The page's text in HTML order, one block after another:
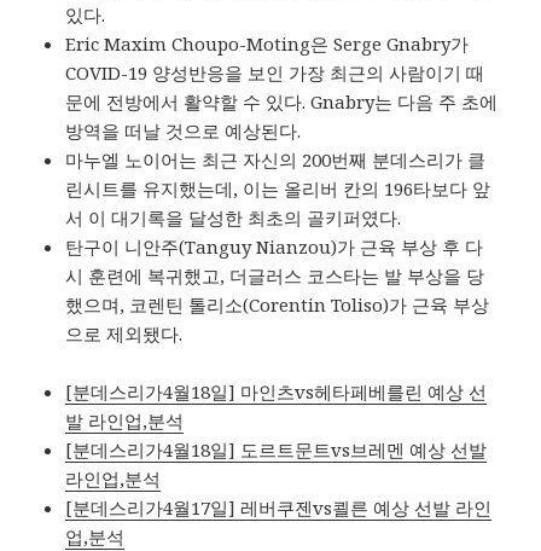
있다.
Eric Maxim Choupo-Moting은 Serge Gnabry가
COVID-19 양성반응을 보인 가장 최근의 사람이기 때
문에 전방에서 활약할 수 있다. Gnabry는 다음 주 초에
방역을 떠날 것으로 예상된다.
마누엘 노이어는 최근 자신의 200번째 분데스리가 클
린시트를 유지했는데, 이는 올리버 칸의 196타보다 앞
서 이 대기록을 달성한 최초의 골키퍼였다.
탄구이 니안주(Tanguy Nianzou)가 근육 부상 후 다
시 훈련에 복귀했고, 더글러스 코스타는 발 부상을 당
했으며, 코렌틴 톨리소(Corentin Toliso)가 근육 부상
으로 제외됐다.
[분데스리가4월18일] 마인츠vs헤타페베를린 예상 선
발 라인업,분석
[분데스리가4월18일] 도르트문트vs브레멘 예상 선발
라인업,분석
[분데스리가4월17일] 레버쿠젠vs쾰른 예상 선발 라인
업,분석